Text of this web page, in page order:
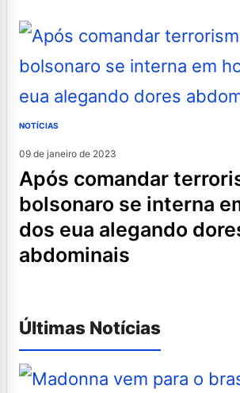
NOTÍCIAS
09 de janeiro de 2023
após comandar terrorismo,
bolsonaro se interna
dos eua alegando
abdominais
Últimas Notícias